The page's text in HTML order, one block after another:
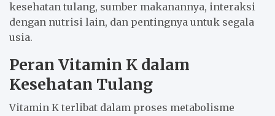
kesehatan tulang, sumber makanannya, interaksi
dengan nutrisi lain, dan pentingnya untuk segala
usia.
Peran Vitamin K dalam
Kesehatan Tulang
Vitamin K terlibat dalam proses metabolisme